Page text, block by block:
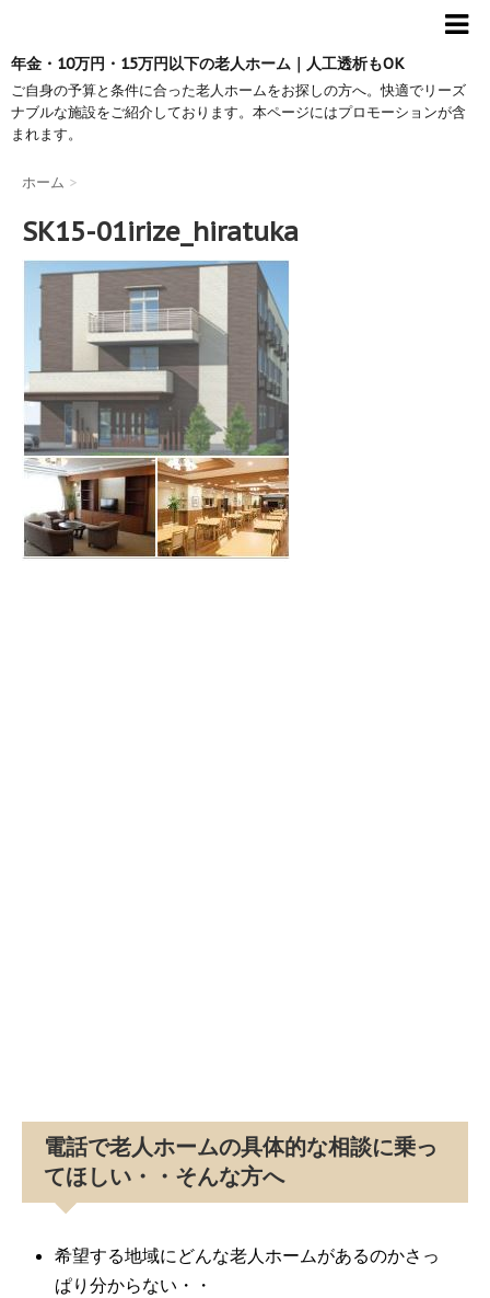
年金・10万円・15万円以下の老人ホーム｜人工透析もOK
ご自身の予算と条件に合った老人ホームをお探しの方へ。快適でリーズ
ナブルな施設をご紹介しております。本ページにはプロモーションが含
まれます。
ホーム >
SK15-01irize_hiratuka
電話で老人ホームの具体的な相談に乗っ
てほしい・・そんな方へ
希望する地域にどんな老人ホームがあるのかさっ
ぱり分からない・・